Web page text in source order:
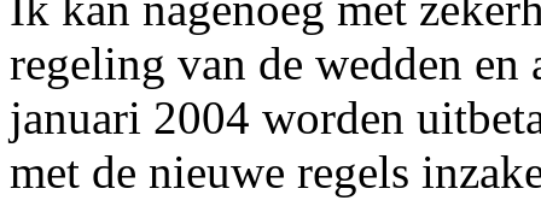
regeling van de wedden
januari 2004 worden
met de nieuwe regels